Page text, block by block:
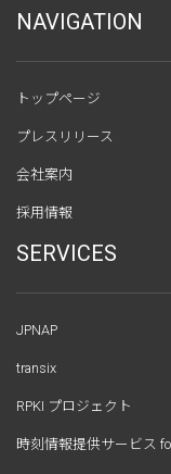
NAVIGATION
トップページ
プレスリリース
会社案内
採用情報
SERVICES
JPNAP
transix
RPKI プロジェクト
時刻情報提供サービス